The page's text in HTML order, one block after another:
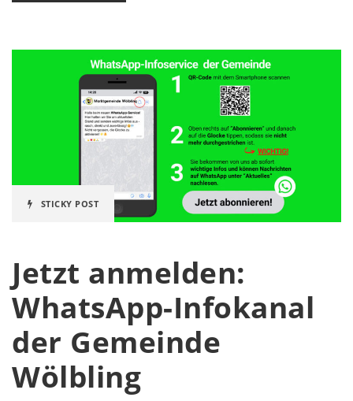
STICKY POST
Jetzt anmelden:
WhatsApp-Infokanal
der Gemeinde
Wölbling